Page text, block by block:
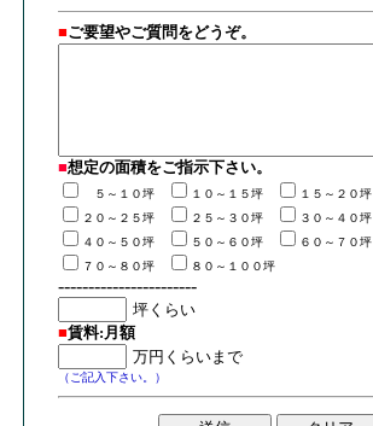
■ご要望やご質問をどうぞ。
■想定の面積をご指示下さい。
５～１０坪 １０～１５坪
１５～２０坪
２０～２５坪
２５～３０坪
３０～４０坪
４０～５０坪
５０～６０坪
６０～７０坪
７０～８０坪
８０～１００坪
-----------------------
■賃料:月額
（ご記入下さい。）